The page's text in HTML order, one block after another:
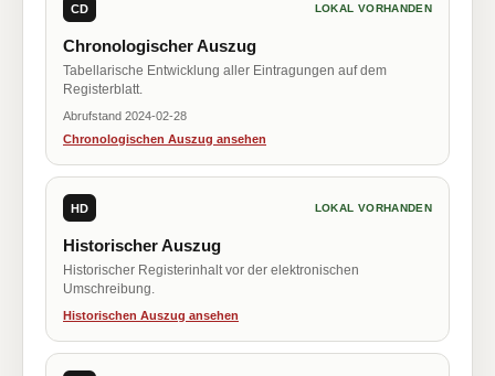
CD LOKAL VORHANDEN
Chronologischer Auszug
Tabellarische Entwicklung aller Eintragungen auf dem
Registerblatt.
Abrufstand 2024-02-28
Chronologischen Auszug ansehen
HD LOKAL VORHANDEN
Historischer Auszug
Historischer Registerinhalt vor der elektronischen
Umschreibung.
Historischen Auszug ansehen